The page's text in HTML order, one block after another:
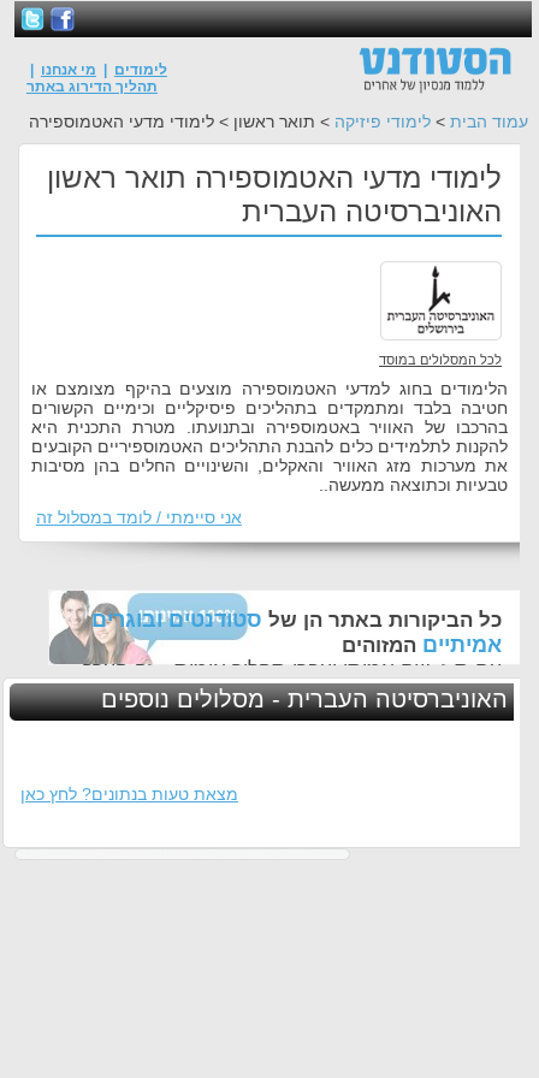
לימודים מי אנחנו
תהליך הדירוג באתר
עמוד הבית > לימודי פיזיקה > תואר ראשון > לימודי מדעי האטמוספירה
לימודי מדעי האטמוספירה תואר ראשון
האוניברסיטה העברית
לכל המסלולים במוסד
הלימודים בחוג למדעי האטמוספירה מוצעים בהיקף מצומצם או
חטיבה בלבד ומתמקדים בתהליכים פיסיקליים וכימיים הקשורים
בהרכבו של האוויר באטמוספירה ובתנועתו. מטרת התכנית היא
להקנות לתלמידים כלים להבנת התהליכים האטמוספיריים הקובעים
את מערכות מזג האוויר והאקלים, והשינויים החלים בהן מסיבות
טבעיות וכתוצאה ממעשה..
אני סיימתי / לומד במסלול זה
כל הביקורות באתר הן של סטודנטים ובוגרים
אמיתיים המזוהים
עם ת.ז, שם אמיתי ועברו תהליך אימות - זה הערך
החשוב לנו ביותר באתר
האוניברסיטה העברית - מסלולים נוספים
מצאת טעות בנתונים? לחץ כאן